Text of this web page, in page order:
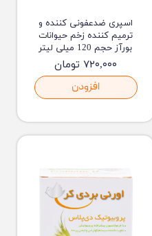
اسپری ضدعفونی کننده و
ترمیم کننده زخم حیوانات
بورآز حجم 120 میلی لیتر
۷۲۰,۰۰۰ تومان
افزودن